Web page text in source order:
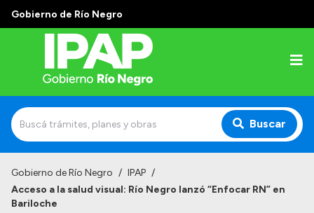
Gobierno de Río Negro
Buscar
Institucional
Gobierno de Río Negro / IPAP /
Acceso a la salud visual: Río Negro lanzó “Enfocar RN” en
Bariloche